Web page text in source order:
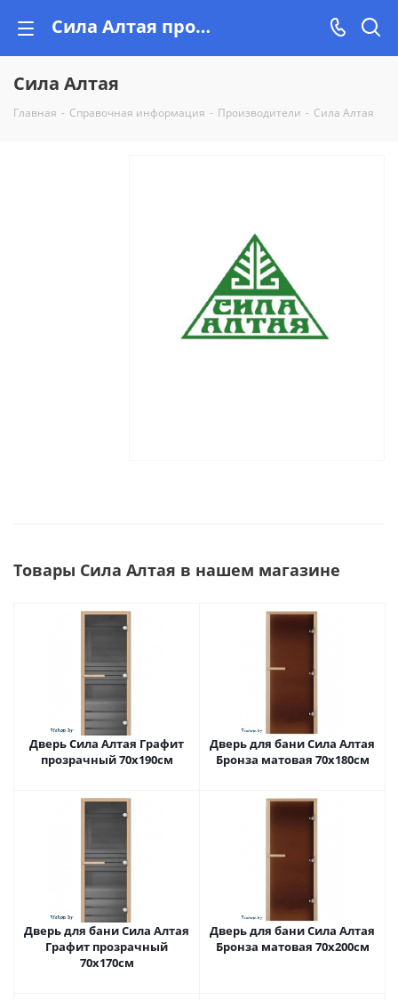
Сила Алтая проверенный производитель, качество гарантировано!
Сила Алтая
Главная - Справочная информация - Производители - Сила Алтая
Товары Сила Алтая в нашем магазине
Дверь Сила Алтая Графит
прозрачный 70х190см
Дверь для бани Сила Алтая
Бронза матовая 70х180см
Дверь для бани Сила Алтая
Графит прозрачный
70х170см
Дверь для бани Сила Алтая
Бронза матовая 70х200см